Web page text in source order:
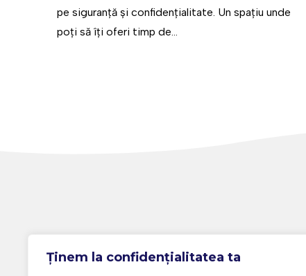
Ținem la confidențialitatea ta
pe siguranță și confidențialitate. Un spațiu unde
poți să îți oferi timp de...